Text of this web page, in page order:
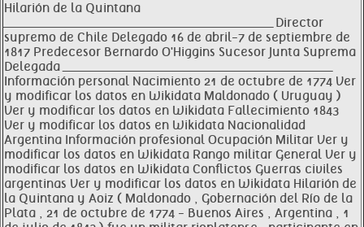
Hilarión de la Quintana
__________________________________________________________________ Director
supremo de Chile Delegado 16 de abril-7 de septiembre de
1817 Predecesor Bernardo O'Higgins Sucesor Junta Suprema
Delegada __________________________________________________________________
Información personal Nacimiento 21 de octubre de 1774 Ver
y modificar los datos en Wikidata Maldonado ( Uruguay )
Ver y modificar los datos en Wikidata Fallecimiento 1843
Ver y modificar los datos en Wikidata Nacionalidad
Argentina Información profesional Ocupación Militar Ver y
modificar los datos en Wikidata Rango militar General Ver y
modificar los datos en Wikidata Conflictos Guerras civiles
argentinas Ver y modificar los datos en Wikidata Hilarión de
la Quintana y Aoiz ( Maldonado , Gobernación del Río de la
Plata , 21 de octubre de 1774 - Buenos Aires , Argentina , 1